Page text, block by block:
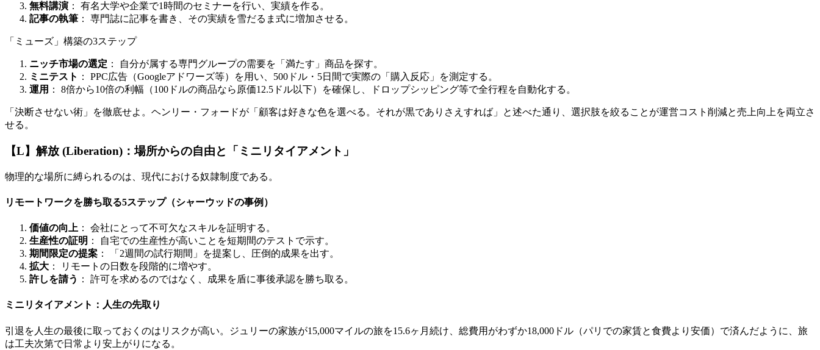
無料講演 ： 有名大学や企業で1時間のセミナーを行い、実績を作る。
記事の執筆 ： 専門誌に記事を書き、その実績を雪だるま式に増加させる。
「ミューズ」構築の3ステップ
ニッチ市場の選定 ： 自分が属する専門グループの需要を「満たす」商品を探す。
ミニテスト ： PPC広告（Googleアドワーズ等）を用い、500ドル・5日間で実際の「購入反応」を測定する。
運用 ： 8倍から10倍の利幅（100ドルの商品なら原価12.5ドル以下）を確保し、ドロップシッピング等で全行程を自動化する。
「決断させない術」を徹底せよ。ヘンリー・フォードが「顧客は好きな色を選べる。それが黒でありさえすれば」と述べた通り、選択肢を絞ることが運営コスト削減と売上向上を両立さ
せる。
【L】解放 (Liberation)：場所からの自由と「ミニリタイアメント」
物理的な場所に縛られるのは、現代における奴隷制度である。
リモートワークを勝ち取る5ステップ（シャーウッドの事例）
価値の向上 ： 会社にとって不可欠なスキルを証明する。
生産性の証明 ： 自宅での生産性が高いことを短期間のテストで示す。
期間限定の提案 ： 「2週間の試行期間」を提案し、圧倒的成果を出す。
拡大 ： リモートの日数を段階的に増やす。
許しを請う ： 許可を求めるのではなく、成果を盾に事後承認を勝ち取る。
ミニリタイアメント：人生の先取り
引退を人生の最後に取っておくのはリスクが高い。ジュリーの家族が15,000マイルの旅を15.6ヶ月続け、総費用がわずか18,000ドル（パリでの家賃と食費より安価）で済んだように、旅
は工夫次第で日常より安上がりになる。